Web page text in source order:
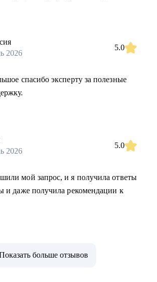
2026
5.0
спасибо эксперту за полезные
2026
5.0
мой запрос, и я получила ответы
и даже получила рекомендации к
больше отзывов